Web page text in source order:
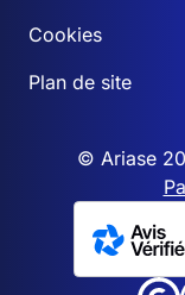
Cookies
Plan de site
© Ariase